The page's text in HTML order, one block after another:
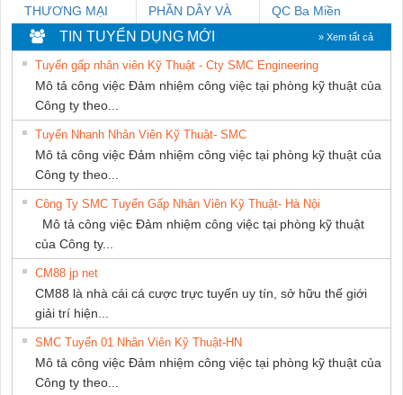
THƯƠNG MẠI
THIÊN ÂN VIỆT
NAM
PHẦN DÂY VÀ
CÁP ĐIỆN
THƯỢNG ĐÌNH
QC Ba Miền
TIN TUYỂN DỤNG MỚI » Xem tất cả
Tuyển gấp nhân viên Kỹ Thuật - Cty SMC Engineering
Mô tả công việc Đảm nhiệm công việc tại phòng kỹ thuật của
Công ty theo...
Tuyển Nhanh Nhân Viên Kỹ Thuật- SMC
Mô tả công việc Đảm nhiệm công việc tại phòng kỹ thuật của
Công ty theo...
Công Ty SMC Tuyển Gấp Nhân Viên Kỹ Thuật- Hà Nội
Mô tả công việc Đảm nhiệm công việc tại phòng kỹ thuật
của Công ty...
CM88 jp net
CM88 là nhà cái cá cược trực tuyến uy tín, sở hữu thế giới
giải trí hiện...
SMC Tuyển 01 Nhân Viên Kỹ Thuật-HN
Mô tả công việc Đảm nhiệm công việc tại phòng kỹ thuật của
Công ty theo...